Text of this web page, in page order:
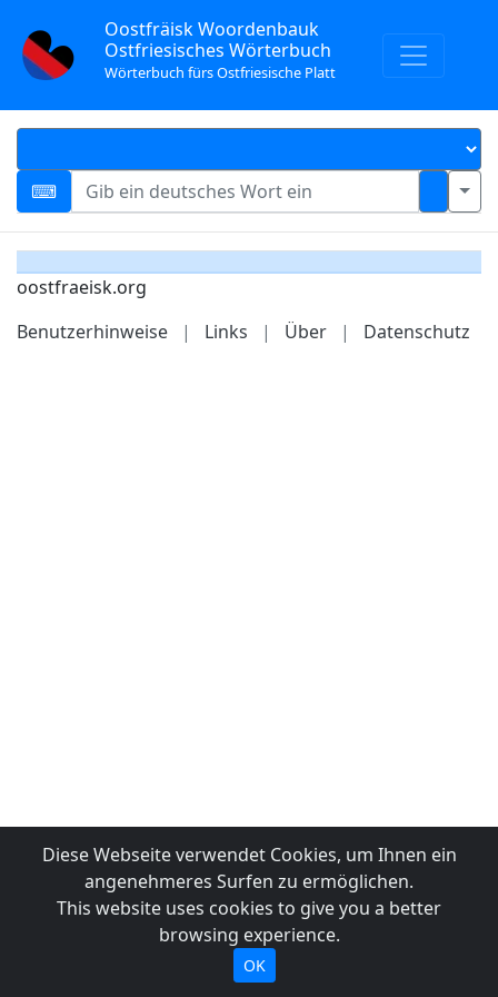
Oostfräisk Woordenbauk
Ostfriesisches Wörterbuch
Wörterbuch fürs Ostfriesische Platt
oostfraeisk.org
Benutzerhinweise
| Links | Über | Datenschutz
Diese Webseite verwendet Cookies, um Ihnen ein
angenehmeres Surfen zu ermöglichen.
This website uses cookies to give you a better
browsing experience.
OK